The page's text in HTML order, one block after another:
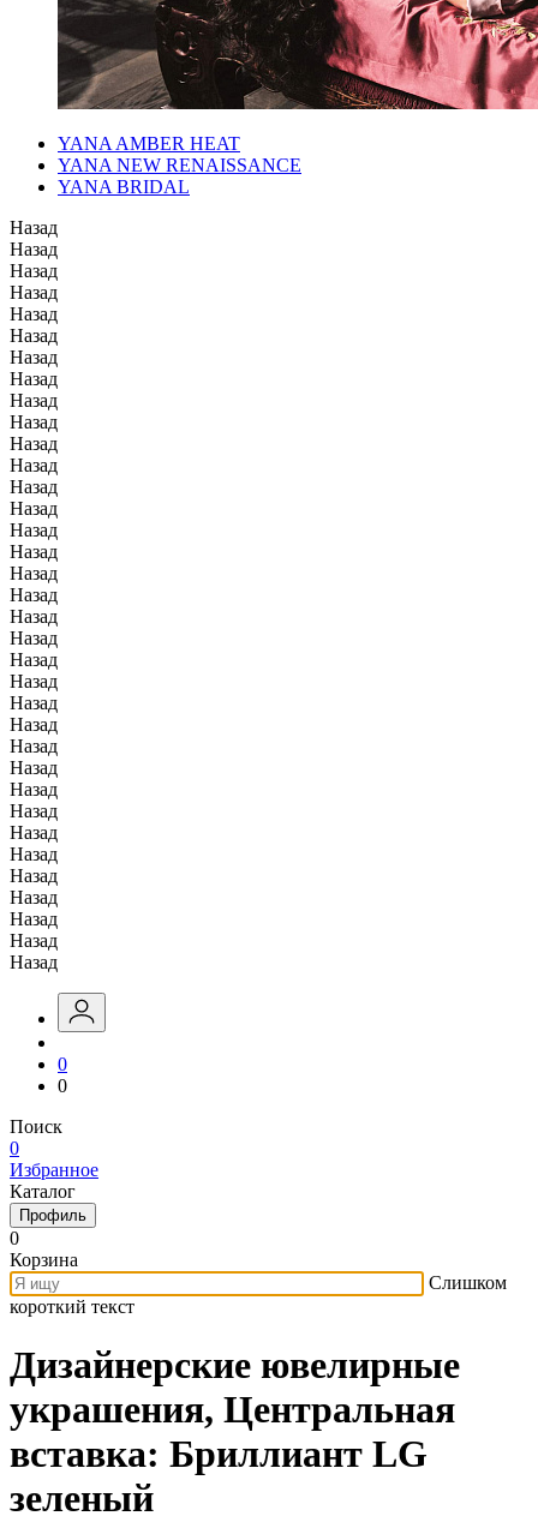
YANA AMBER HEAT
YANA NEW RENAISSANCE
YANA BRIDAL
Назад
Назад
Назад
Назад
Назад
Назад
Назад
Назад
Назад
Назад
Назад
Назад
Назад
Назад
Назад
Назад
Назад
Назад
Назад
Назад
Назад
Назад
Назад
Назад
Назад
Назад
Назад
Назад
Назад
Назад
Назад
Назад
Назад
Назад
Назад
0
0
Поиск
0
Избранное
Каталог
Профиль
0
Корзина
Слишком
короткий текст
Дизайнерские ювелирные
украшения, Центральная
вставка: Бриллиант LG
зеленый